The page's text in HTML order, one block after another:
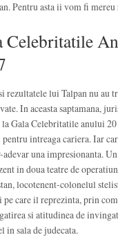
Pentru asta ii vom fi
Celebritatile
rezultatele lui Talpan nu au
In aceasta saptamana,
Gala Celebritatile anului
intreaga cariera. Iar
adevar una impresionanta.
in doua teatre de
locotenent-colonelul
care il reprezinta, prin
si atitudinea de
in sala de judecata.